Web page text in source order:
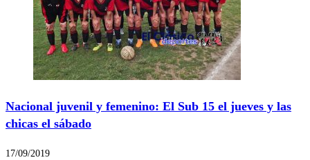
Nacional juvenil y femenino: El Sub 15 el jueves y las
chicas el sábado
17/09/2019